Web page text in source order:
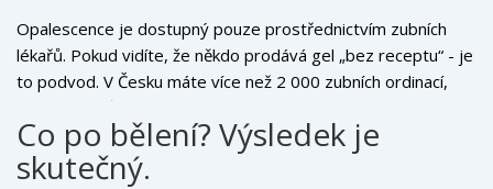
chlorovodíkovou - což může poškodit vaše zuby.
Opalescence je dostupný pouze prostřednictvím zubních
lékařů. Pokud vidíte, že někdo prodává gel „bez receptu“ - je
to podvod. V Česku máte více než 2 000 zubních ordinací,
které mají původní Opalescence. Stačí se zeptat: „Máte v
nabídce Opalescence?“
Co po bělení? Výsledek je
skutečný.